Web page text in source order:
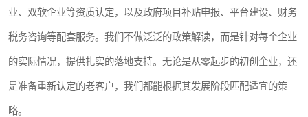
业、双软企业等资质认定，以及政府项目补贴申报、平台建设、财务
税务咨询等配套服务。我们不做泛泛的政策解读，而是针对每个企业
的实际情况，提供扎实的落地支持。无论是从零起步的初创企业，还
是准备重新认定的老客户，我们都能根据其发展阶段匹配适宜的策
略。